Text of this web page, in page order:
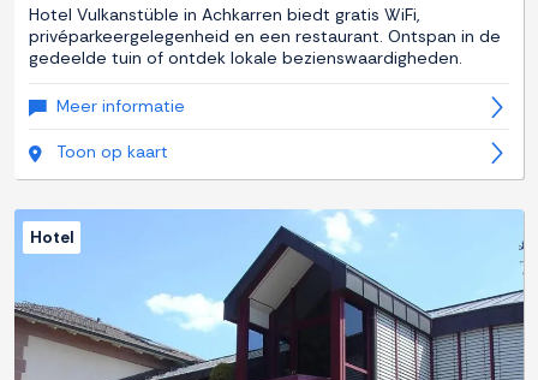
Hotel Vulkanstüble in Achkarren biedt gratis WiFi,
privéparkeergelegenheid en een restaurant. Ontspan in de
gedeelde tuin of ontdek lokale bezienswaardigheden.
Meer informatie
Toon op kaart
Hotel